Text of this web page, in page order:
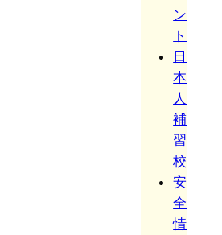
ン
ト
日
本
人
補
習
校
安
全
情